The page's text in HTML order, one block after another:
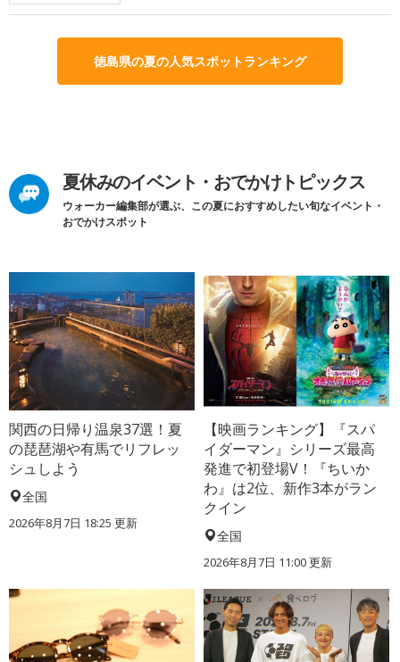
徳島県の夏の人気スポットランキング
夏休みのイベント・おでかけトピックス
ウォーカー編集部が選ぶ、この夏におすすめしたい旬なイベント・
おでかけスポット
関西の日帰り温泉37選！夏
の琵琶湖や有馬でリフレッ
シュしよう
全国
2026年8月7日 18:25 更新
【映画ランキング】『スパ
イダーマン』シリーズ最高
発進で初登場V！『ちいか
わ』は2位、新作3本がラン
クイン
全国
2026年8月7日 11:00更新